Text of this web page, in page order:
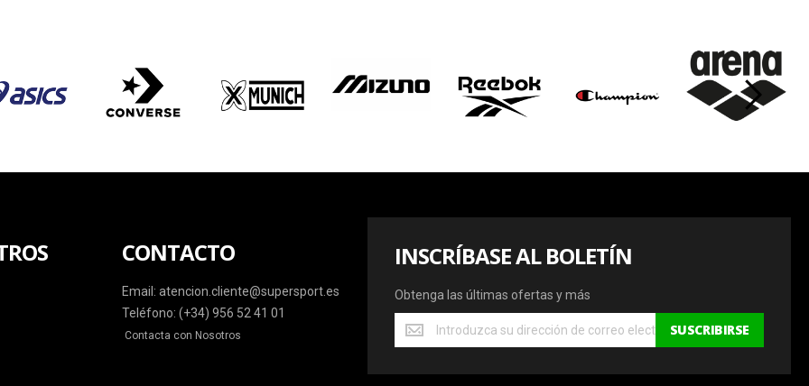
›
INSCRÍBASE AL BOLETÍN
Obtenga las últimas ofertas y más
Obtenga
las
ofertas
SUSCRIBIRSE
CONTACTO
Email: atencion.cliente@supersport.es
Teléfono: (+34) 956 52 41 01
Contacta con Nosotros